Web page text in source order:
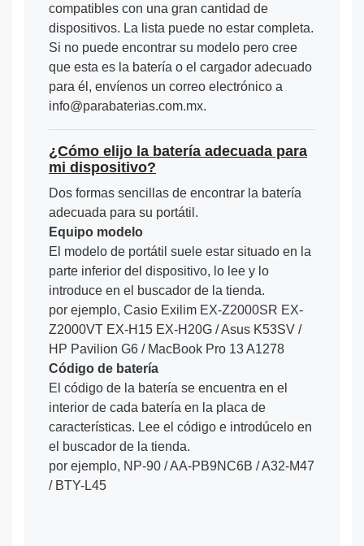
compatibles con una gran cantidad de
dispositivos. La lista puede no estar completa.
Si no puede encontrar su modelo pero cree
que esta es la batería o el cargador adecuado
para él, envíenos un correo electrónico a
info@parabaterias.com.mx.
¿Cómo elijo la batería adecuada para
mi dispositivo?
Dos formas sencillas de encontrar la batería
adecuada para su portátil.
Equipo modelo
El modelo de portátil suele estar situado en la
parte inferior del dispositivo, lo lee y lo
introduce en el buscador de la tienda.
por ejemplo, Casio Exilim EX-Z2000SR EX-
Z2000VT EX-H15 EX-H20G / Asus K53SV /
HP Pavilion G6 / MacBook Pro 13 A1278
Código de batería
El código de la batería se encuentra en el
interior de cada batería en la placa de
características. Lee el código e introdúcelo en
el buscador de la tienda.
por ejemplo, NP-90 / AA-PB9NC6B / A32-M47
/ BTY-L45